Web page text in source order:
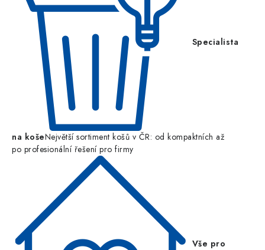
Specialista
na košeNejvětší sortiment košů v ČR: od kompaktních až
po profesionální řešení pro firmy
Vše pro